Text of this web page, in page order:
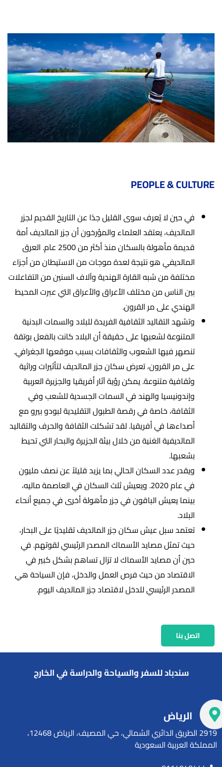
PEOPLE & CULTURE
في حين لا يُعرف سوى القليل جدًا عن التاريخ القديم لجزر
المالديف، يعتقد العلماء والمؤرخون أن جزر المالديف أمة
قديمة مأهولة بالسكان منذ أكثر من 2500 عام. العرق
المالديفي هو نتيجة لعدة موجات من الاستيطان من أجزاء
مختلفة من شبه القارة الهندية وآلاف السنين من التفاعلات
بين الناس من مختلف الأعراق والأعراق التي عبرت المحيط
الهندي على مر القرون.
وتشهد التقاليد الثقافية الفريدة للبلاد والسمات البدنية
المتنوعة لشعبها على حقيقة أن البلاد كانت بالفعل بوتقة
تنصهر فيها الشعوب والثقافات بسبب موقعها الجغرافي.
على مر القرون، تعرض سكان جزر المالديف لتأثيرات وراثية
وثقافية متنوعة. يمكن رؤية آثار أفريقيا والجزيرة العربية
وإندونيسيا والهند في السمات الجسدية للشعب وفي
الثقافة، خاصة في رقصة الطبول التقليدية لبودو بيرو مع
أصداءها في أفريقيا. لقد تشكلت الثقافة والحرف والتقاليد
المالديفية الغنية من خلال بيئة الجزيرة والبحار التي تحيط
بشعبها.
ويقدر عدد السكان الحالي بما يزيد قليلاً عن نصف مليون
في عام 2020. ويعيش ثلث السكان في العاصمة ماليه،
بينما يعيش الباقون في جزر مأهولة أخرى في جميع أنحاء
البلاد.
تعتمد سبل عيش سكان جزر المالديف تقليديًا على البحار،
حيث تمثل مصايد الأسماك المصدر الرئيسي لقوتهم. في
حين أن مصايد الأسماك لا تزال تساهم بشكل كبير في
الاقتصاد من حيث فرص العمل والدخل، فإن السياحة هي
المصدر الرئيسي للدخل لاقتصاد جزر المالديف اليوم.
اتصل بنا
سندباد للسفر والسياحة والدراسة في الخارج
الرياض
2919 الطريق الدائري الشمالي، حي المصيف، الرياض 12468،
المملكة العربية السعودية